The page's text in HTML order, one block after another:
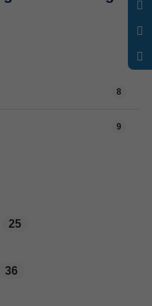
8
9
25
36